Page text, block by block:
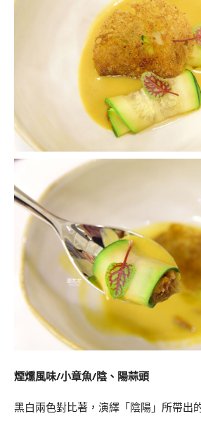
煙燻風味/小章魚/陰、陽蒜頭
黑白兩色對比著，演繹「陰陽」所帶出